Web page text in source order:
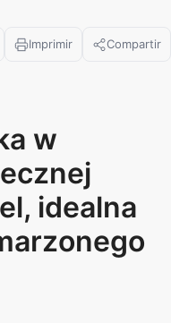
Imprimir Compartir
w
idealna